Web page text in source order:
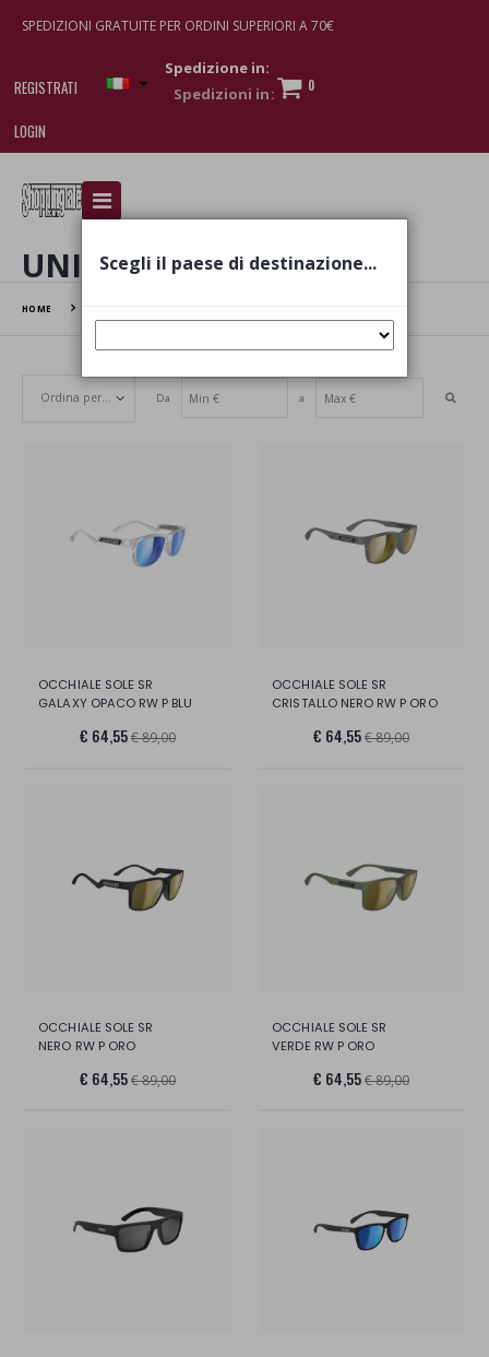
SPEDIZIONI GRATUITE PER ORDINI SUPERIORI A 70€
REGISTRATI
LOGIN
Spedizione in:
0
I am doing used car sales, in order to show my
various brand-name watches, which of course are
UNISEX
HOME
Set Ascending Direction
Da a
OCCHIALE SOLE SR
GALAXY OPACO RW P BLU
€ 64,55€ 89,00
OCCHIALE SOLE SR
CRISTALLO NERO RW P ORO
€ 64,55€ 89,00
OCCHIALE SOLE SR
NERO RW P ORO
€ 64,55€ 89,00
OCCHIALE SOLE SR
VERDE RW P ORO
€ 64,55€ 89,00
Scegli il paese di destinazione...